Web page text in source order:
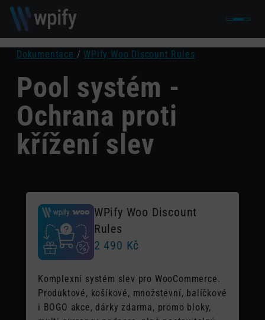
Dokumentace / WPify Woo Discount Rules
Pool systém -
Ochrana proti
křížení slev
WPify Woo Discount
Rules
2 490 Kč
Komplexní systém slev pro WooCommerce.
Produktové, košíkové, množstevní, balíčkové
i BOGO akce, dárky zdarma, promo bloky,